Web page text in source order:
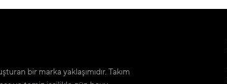
bir marka yaklaşımıdır. Takım